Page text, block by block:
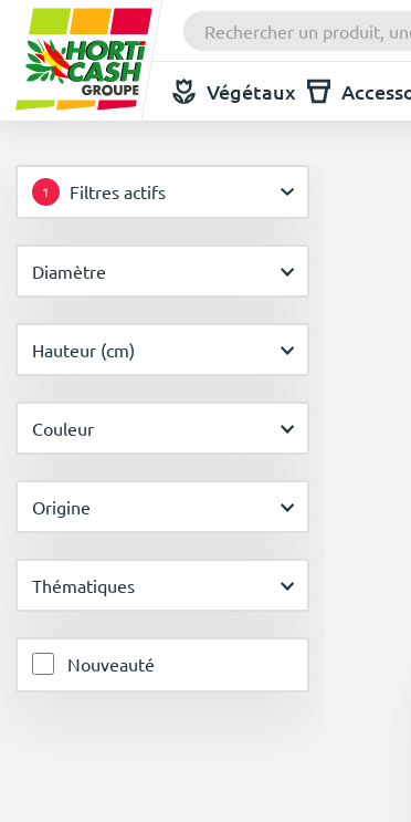
Végétaux
1 Filtres actifs
Diamètre
Hauteur (cm)
Couleur
Origine
Thématiques
Nouveauté